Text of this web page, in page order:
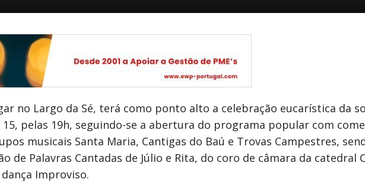
no Largo da Sé, terá como ponto alto a celebração eucarística da
15, pelas 19h, seguindo-se a abertura do programa popular com
musicais Santa Maria, Cantigas do Baú e Trovas Campestres,
de Palavras Cantadas de Júlio e Rita, do coro de câmara da catedral
Improviso.